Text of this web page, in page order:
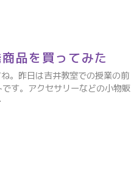
品を買ってみた
。昨日は吉井教室での授業の前
す。アクセサリーなどの小物販